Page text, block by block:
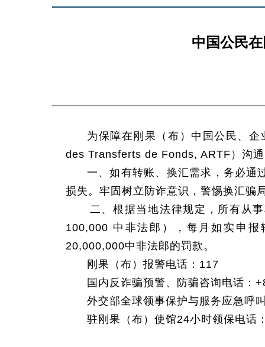
中国公民
为保障在刚果（布）中国公民、
des Transferts de Fonds, ARTF）沟
一、如有转账、换汇需求，务必通
损失。牢固树立防诈意识，警惕换汇骗
二、根据当地法律规定，所有从事
100,000 中非法郎），每月如实申
20,000,000中非法郎的罚款。
刚果（布）报警电话：117
国内反诈骗预警、防骗咨询电话：
外交部全球领事保护与服务应急
驻刚果（布）使馆24小时领保电话